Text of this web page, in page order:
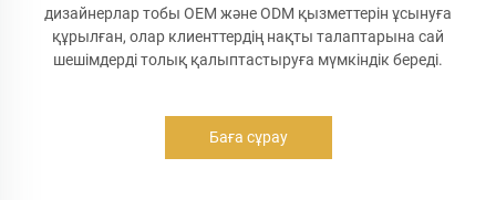
дизайнерлар тобы OEM және ODM қызметтерін ұсынуға
құрылған, олар клиенттердің нақты талаптарына сай
шешімдерді толық қалыптастыруға мүмкіндік береді.
Баға сұрау